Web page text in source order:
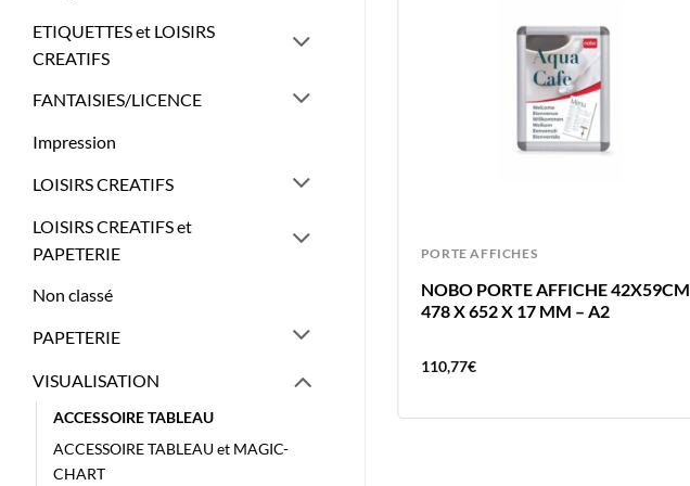
ETIQUETTES et LOISIRS
CREATIFS
FANTAISIES/LICENCE
Impression
LOISIRS CREATIFS
LOISIRS CREATIFS et
PAPETERIE
Non classé
PAPETERIE
VISUALISATION
ACCESSOIRE TABLEAU
ACCESSOIRE TABLEAU et MAGIC-
CHART
PORTE AFFICHES
NOBO PORTE AFFICHE 42X59CM
478 X 652 X 17 MM – A2
110,77€
TABLEAUX
VELLEDA TABLEAU BLANC
MAGNETIQUE